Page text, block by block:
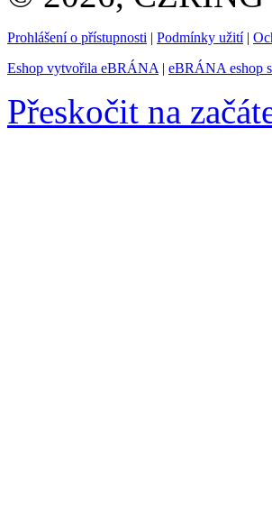
Prohlášení o přístupnosti | Podmínky užití|
Eshop vytvořila eBRÁNA | eBRÁNA eshop
Přeskočit na